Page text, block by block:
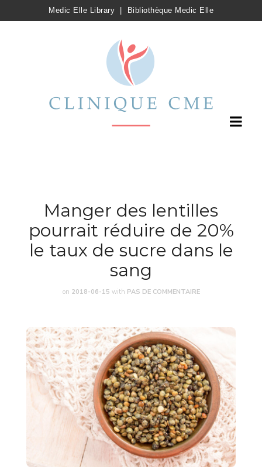
Medic Elle Library Bibliothèque Medic Elle
Manger des lentilles
pourrait réduire de 20%
le taux de sucre dans le
sang
on 2018-06-15 with PAS DE COMMENTAIRE